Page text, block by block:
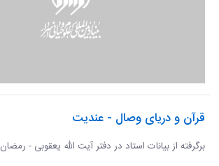
قرآن و دریای وصال - عندیت
برگرفته از بیانات استاد در دفتر آیت الله یعقوبی - رمضان 1401